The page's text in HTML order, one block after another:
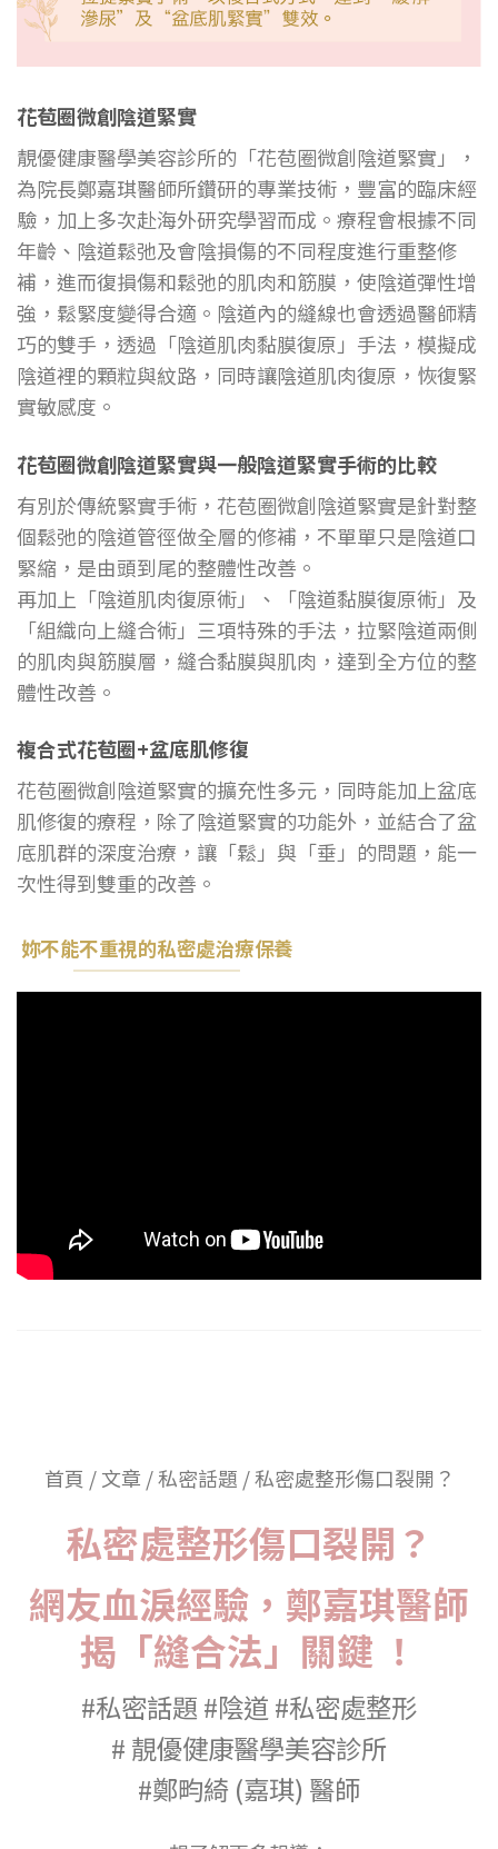
花苞圈微創陰道緊實
靚優健康醫學美容診所的「花苞圈微創陰道緊實」，
為院長鄭嘉琪醫師所鑽研的專業技術，豐富的臨床經
驗，加上多次赴海外研究學習而成。療程會根據不同
年齡、陰道鬆弛及會陰損傷的不同程度進行重整修
補，進而復損傷和鬆弛的肌肉和筋膜，使陰道彈性增
強，鬆緊度變得合適。陰道內的縫線也會透過醫師精
巧的雙手，透過「陰道肌肉黏膜復原」手法，模擬成
陰道裡的顆粒與紋路，同時讓陰道肌肉復原，恢復緊
實敏感度。
花苞圈微創陰道緊實與一般陰道緊實手術的比較
有別於傳統緊實手術，花苞圈微創陰道緊實是針對整
個鬆弛的陰道管徑做全層的修補，不單單只是陰道口
緊縮，是由頭到尾的整體性改善。
再加上「陰道肌肉復原術」、「陰道黏膜復原術」及
「組織向上縫合術」三項特殊的手法，拉緊陰道兩側
的肌肉與筋膜層，縫合黏膜與肌肉，達到全方位的整
體性改善。
複合式花苞圈+盆底肌修復
花苞圈微創陰道緊實的擴充性多元，同時能加上盆底
肌修復的療程，除了陰道緊實的功能外，並結合了盆
底肌群的深度治療，讓「鬆」與「垂」的問題，能一
次性得到雙重的改善。
妳不能不重視的私密處治療保養
首頁 / 文章 / 私密話題 / 私密處整形傷口裂開？
私密處整形傷口裂開？
網友血淚經驗，鄭嘉琪醫師
揭「縫合法」關鍵 ！
#私密話題 #陰道 #私密處整形
# 靚優健康醫學美容診所
#鄭畇綺 (嘉琪) 醫師